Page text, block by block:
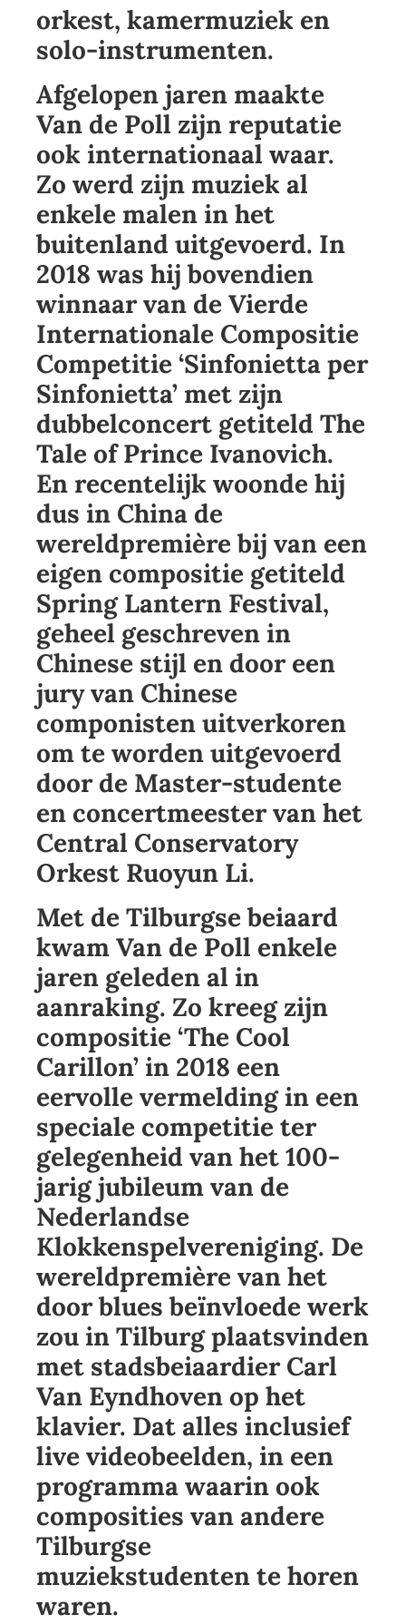
orkest, kamermuziek en
solo-instrumenten.
Afgelopen jaren maakte
Van de Poll zijn reputatie
ook internationaal waar.
Zo werd zijn muziek al
enkele malen in het
buitenland uitgevoerd. In
2018 was hij bovendien
winnaar van de Vierde
Internationale Compositie
Competitie ‘Sinfonietta per
Sinfonietta’ met zijn
dubbelconcert getiteld The
Tale of Prince Ivanovich.
En recentelijk woonde hij
dus in China de
wereldpremière bij van een
eigen compositie getiteld
Spring Lantern Festival,
geheel geschreven in
Chinese stijl en door een
jury van Chinese
componisten uitverkoren
om te worden uitgevoerd
door de Master-studente
en concertmeester van het
Central Conservatory
Orkest Ruoyun Li.
Met de Tilburgse beiaard
kwam Van de Poll enkele
jaren geleden al in
aanraking. Zo kreeg zijn
compositie ‘The Cool
Carillon’ in 2018 een
eervolle vermelding in een
speciale competitie ter
gelegenheid van het 100-
jarig jubileum van de
Nederlandse
Klokkenspelvereniging. De
wereldpremière van het
door blues beïnvloede werk
zou in Tilburg plaatsvinden
met stadsbeiaardier Carl
Van Eyndhoven op het
klavier. Dat alles inclusief
live videobeelden, in een
programma waarin ook
composities van andere
Tilburgse
muziekstudenten te horen
waren.